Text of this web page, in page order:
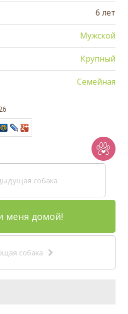
6 лет
Мужской
Крупный
Семейная
собака
меня домой!
собака